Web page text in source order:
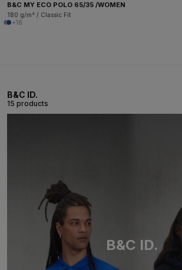
B&C MY ECO POLO 65/35 /WOMEN
180 g/m² / Classic Fit
+16
B&C ID.
15 products
B&C ID.